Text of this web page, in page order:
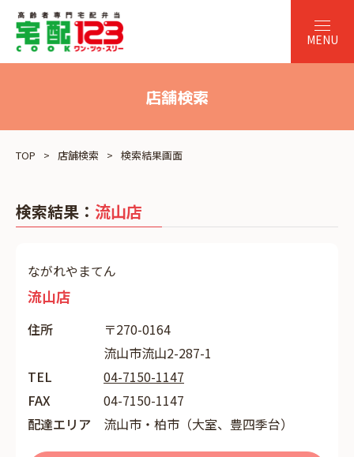
店舗検索
TOP 店舗検索 検索結果画面
検索結果： 流山店
ながれやまてん
流山店
住所
〒270-0164
流山市流山2-287-1
TEL
04-7150-1147
FAX
04-7150-1147
配達エリア
流山市・柏市（大室、豊四季台）